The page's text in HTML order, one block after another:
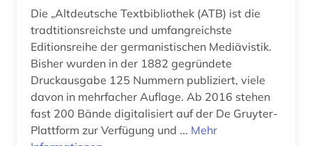
fid benelux (2)
fid finnisch-ugrische/uralische sprachen (10)
fid nordeuorpa (1)
fid nordeuropa (4)
figur (1)
Die „Altdeutsche Textbibliothek (ATB) ist die
tradtitionsreichste und umfangreichste
Editionsreihe der germanistischen Mediävistik.
Bisher wurden in der 1882 gegründete
Druckausgabe 125 Nummern publiziert, viele
davon in mehrfacher Auflage. Ab 2016 stehen
fast 200 Bände digitalisiert auf der De Gruyter-
Plattform zur Verfügung und ... Mehr